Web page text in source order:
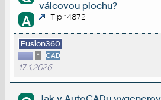
válcovou plochu?
A Tip 14872
Fusion360
* CAD
17.1.2026